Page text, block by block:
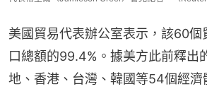
美國貿易代表辦公室表示，該60個
口總額的99.4%。據美方此前釋出
地、香港、台灣、韓國等54個經濟